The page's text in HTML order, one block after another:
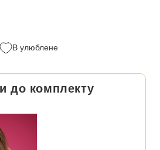
В улюблене
до комплекту